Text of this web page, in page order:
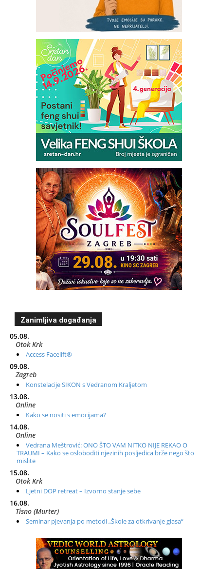
Zanimljiva događanja
05.08.
Otok Krk
Access Facelift®
09.08.
Zagreb
Konstelacije SIKON s Vedranom Kraljetom
13.08.
Online
Kako se nositi s emocijama?
14.08.
Online
Vedrana Meštrović: ONO ŠTO VAM NITKO NIJE REKAO O
TRAUMI – Kako se osloboditi njezinih posljedica brže nego što
mislite
15.08.
Otok Krk
Ljetni DOP retreat – Izvorno stanje sebe
16.08.
Tisno (Murter)
Seminar pjevanja po metodi „Škole za otkrivanje glasa“
Radionica: Pomagači iz drugih dimenzija Online – otvoreno za